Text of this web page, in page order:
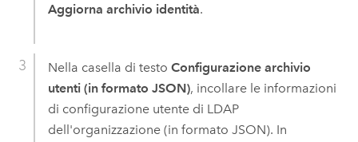
Aggiorna archivio identità.
Nella casella di testo Configurazione archivio
utenti (in formato JSON), incollare le informazioni
di configurazione utente di LDAP
dell'organizzazione (in formato JSON). In